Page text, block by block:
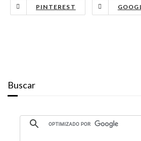
PINTEREST
Buscar